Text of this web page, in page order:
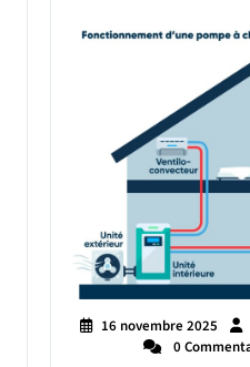
16 novembre 2025
0